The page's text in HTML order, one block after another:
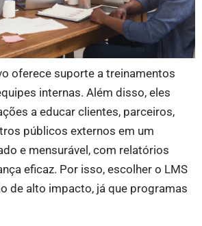
oferece suporte a treinamentos
internas. Além disso, eles
a educar clientes, parceiros,
públicos externos em um
e mensurável, com relatórios
eficaz. Por isso, escolher o LMS
de alto impacto, já que programas